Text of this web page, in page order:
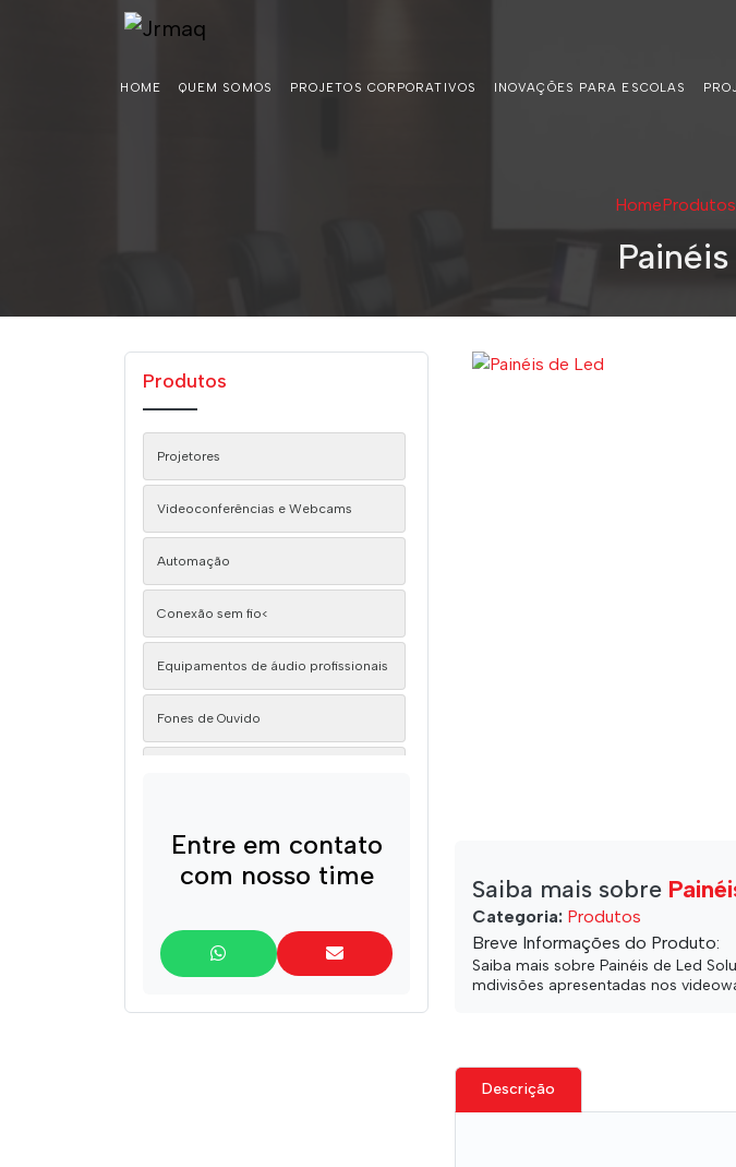
HOME QUEM SOMOS PROJETOS CORPORATIVOS INOVAÇÕES PARA ESCOLAS
HomeProdutos
Saiba mais sobre
Categoria: Produtos
Breve Informações do Produto:
Saiba mais sobre Painéis de Led
mdivisões apresentadas nos
Descrição
Produtos
Projetores
Videoconferências e Webcams
Automação
Conexão sem fio<
Equipamentos de áudio profissionais
Fones de Ouvido
Monitores profissionais
Painéis de Led
Telas de Projeção
Entre em contato
com nosso time